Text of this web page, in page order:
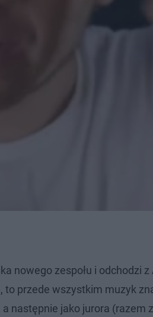
nowego zespołu i odchodzi
to przede wszystkim muzyk
następnie jako jurora (razem